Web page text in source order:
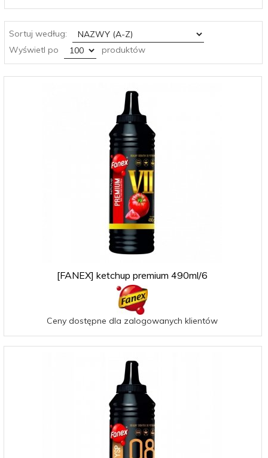
Sortuj według:
sort
Wyświetl po
pop produktów
[FANEX] ketchup premium 490ml/6
Ceny dostępne dla zalogowanych klientów